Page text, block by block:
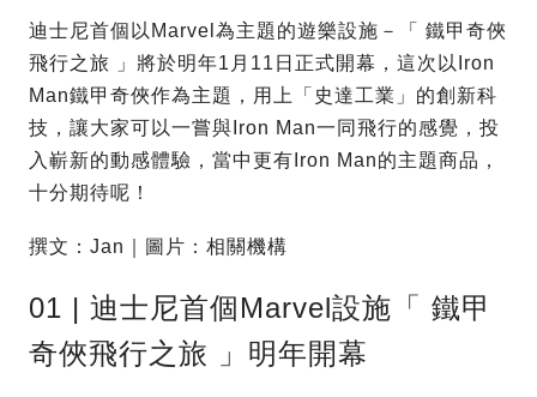
迪士尼首個以Marvel為主題的遊樂設施－「 鐵甲奇俠
飛行之旅 」將於明年1月11日正式開幕，這次以Iron
Man鐵甲奇俠作為主題，用上「史達工業」的創新科
技，讓大家可以一嘗與Iron Man一同飛行的感覺，投
入嶄新的動感體驗，當中更有Iron Man的主題商品，
十分期待呢！
撰文：Jan｜圖片：相關機構
01 | 迪士尼首個Marvel設施「 鐵甲
奇俠飛行之旅 」明年開幕